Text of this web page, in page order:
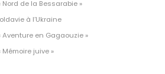
Nord de la Bessarabie »
à l’Ukraine
Aventure en Gagaouzie »
Mémoire juive »